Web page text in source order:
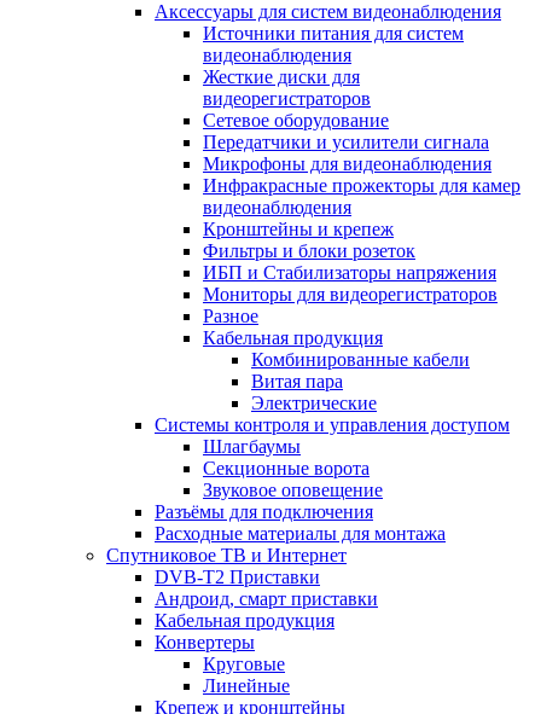
Аксессуары для систем видеонаблюдения
Источники питания для систем
видеонаблюдения
Жесткие диски для
видеорегистраторов
Сетевое оборудование
Передатчики и усилители сигнала
Микрофоны для видеонаблюдения
Инфракрасные прожекторы для камер
видеонаблюдения
Кронштейны и крепеж
Фильтры и блоки розеток
ИБП и Стабилизаторы напряжения
Мониторы для видеорегистраторов
Разное
Кабельная продукция
Комбинированные кабели
Витая пара
Электрические
Системы контроля и управления доступом
Шлагбаумы
Секционные ворота
Звуковое оповещение
Разъёмы для подключения
Расходные материалы для монтажа
Спутниковое ТВ и Интернет
DVB-Т2 Приставки
Андроид, смарт приставки
Кабельная продукция
Конвертеры
Круговые
Линейные
Крепеж и кронштейны